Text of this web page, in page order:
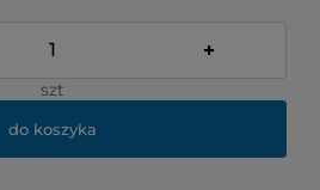
+
szt
do koszyka